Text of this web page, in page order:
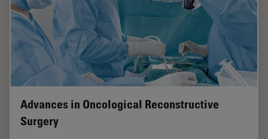
Advances in Oncological Reconstructive
Surgery